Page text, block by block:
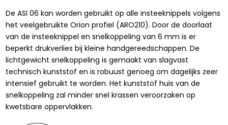
De ASI 06 kan worden gebruikt op alle insteeknippels volgens
het veelgebruikte Orion profiel (ARO210). Door de doorlaat
van de insteeknippel en snelkoppeling van 6 mm is er
beperkt drukverlies bij kleine handgereedschappen. De
lichtgewicht snelkoppeling is gemaakt van slagvast
technisch kunststof en is robuust genoeg om dagelijks zeer
intensief gebruikt te worden. Het kunststof huis van de
snelkoppeling zal minder snel krassen veroorzaken op
kwetsbare oppervlakken.